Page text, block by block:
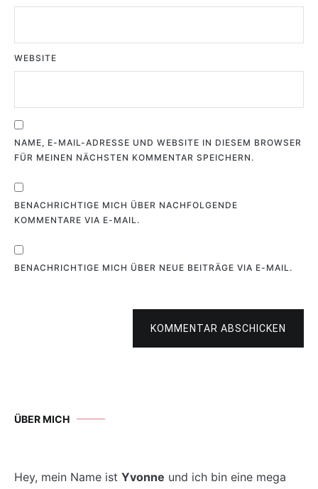
WEBSITE
NAME, E-MAIL-ADRESSE UND WEBSITE IN DIESEM BROWSER
FÜR MEINEN NÄCHSTEN KOMMENTAR SPEICHERN.
BENACHRICHTIGE MICH ÜBER NACHFOLGENDE
KOMMENTARE VIA E-MAIL.
BENACHRICHTIGE MICH ÜBER NEUE BEITRÄGE VIA E-MAIL.
KOMMENTAR ABSCHICKEN
ÜBER MICH
Hey, mein Name ist Yvonne und ich bin eine mega